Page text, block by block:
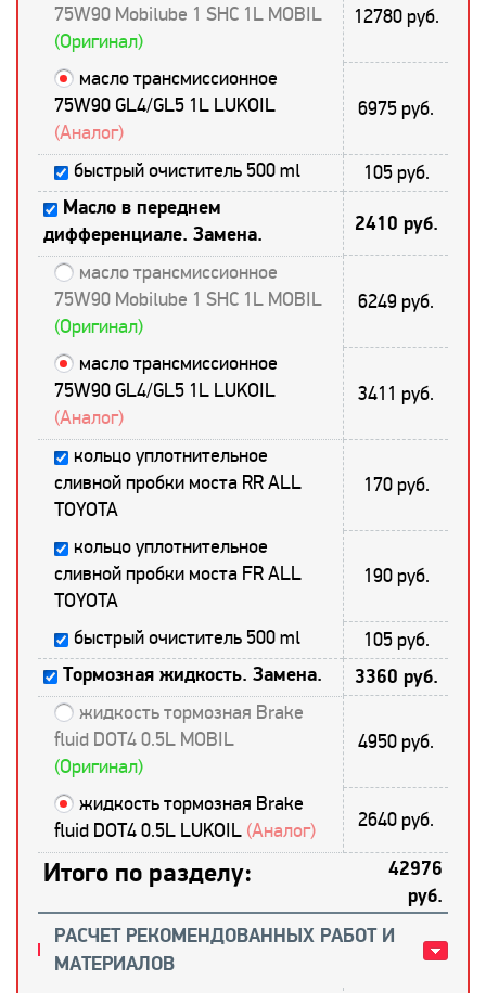
75W90 Mobilube 1 SHC 1L MOBIL
(Оригинал)
12780 руб.
масло трансмиссионное
75W90 GL4/GL5 1L LUKOIL
(Аналог)
6975 руб.
быстрый очиститель 500 ml 105 руб.
Масло в переднем
дифференциале. Замена.
2410 руб.
масло трансмиссионное
75W90 Mobilube 1 SHC 1L MOBIL
(Оригинал)
6249 руб.
масло трансмиссионное
75W90 GL4/GL5 1L LUKOIL
(Аналог)
3411 руб.
кольцо уплотнительное
сливной пробки моста RR ALL
TOYOTA
170 руб.
кольцо уплотнительное
сливной пробки моста FR ALL
TOYOTA
190 руб.
быстрый очиститель 500 ml 105 руб.
Тормозная жидкость. Замена. 3360 руб.
жидкость тормозная Brake
fluid DOT4 0.5L MOBIL
(Оригинал)
4950 руб.
жидкость тормозная Brake
fluid DOT4 0.5L LUKOIL (Аналог) 2640 руб.
Итого по разделу:
42976
руб.
РАСЧЕТ РЕКОМЕНДОВАННЫХ РАБОТ И
МАТЕРИАЛОВ